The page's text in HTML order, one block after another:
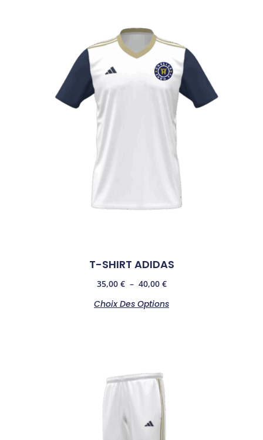
T-SHIRT ADIDAS
35,00 € – 40,00 €
Choix Des Options